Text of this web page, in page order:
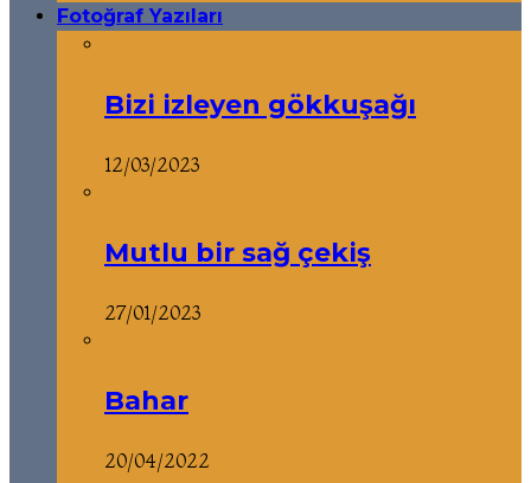
Fotoğraf Yazıları
Bizi izleyen gökkuşağı
12/03/2023
Mutlu bir sağ çekiş
27/01/2023
Bahar
20/04/2022